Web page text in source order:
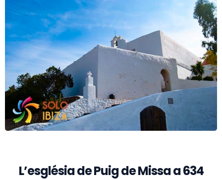
L’església de Puig de Missa a 634